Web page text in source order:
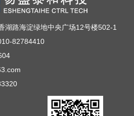
湖路海淀绿地中央广场12号楼502-1
82784410